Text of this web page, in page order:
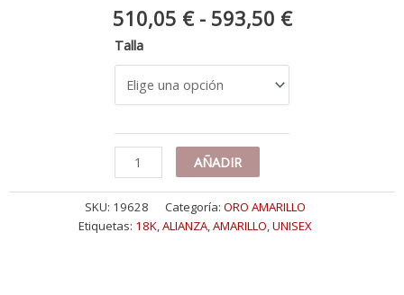
510,05 € - 593,50 €Rango
Talla
18K
ALIANZA
ORO
AMARILLO
CIRCONITAS
AÑADIR
SKU: 19628 Categoría: ORO AMARILLO
Etiquetas: 18K,ALIANZA,AMARILLO,UNISEX